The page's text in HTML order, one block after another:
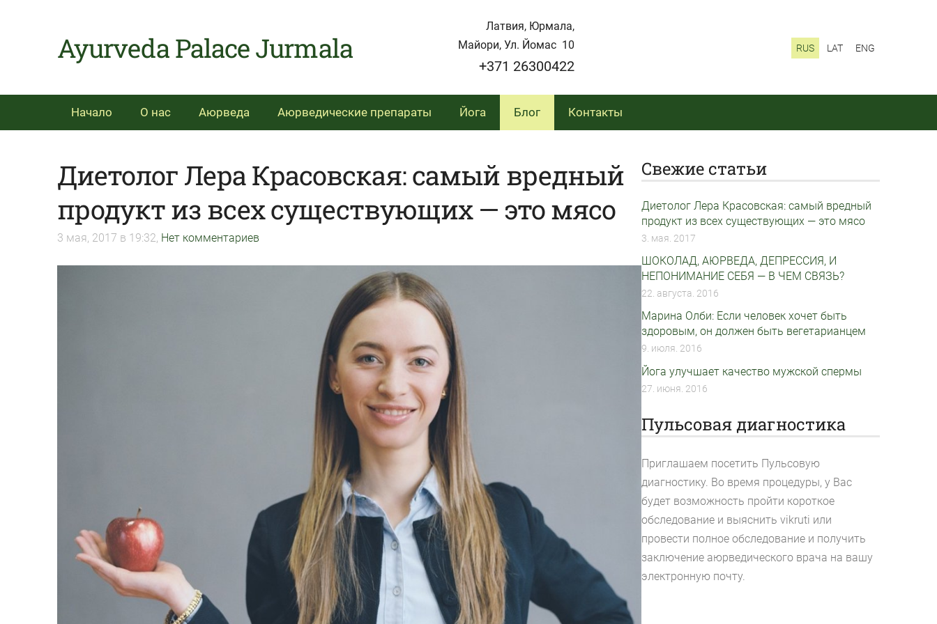
Ayurveda Palace Jurmala
Латвия, Юрмала,
Майори, Ул. Йомас 10
+371 26300422
RUS LAT ENG
Начало О нас Аюрведа Аюрведические препараты Йога Блог Контакты
Свежие статьи
Диетолог Лера Красовская: самый вредный
продукт из всех существующих — это мясо
3. мая. 2017
ШОКОЛАД, АЮРВЕДА, ДЕПРЕССИЯ, И
НЕПОНИМАНИЕ СЕБЯ — В ЧЕМ СВЯЗЬ?
22. августа. 2016
Марина Олби: Если человек хочет быть
здоровым, он должен быть вегетарианцем
9. июля. 2016
Йога улучшает качество мужской спермы
27. июня. 2016
Пульсовая диагностика
Приглашаем посетить Пульсовую
диагностику. Во время процедуры, у Вас
будет возможность пройти короткое
обследование и выяснить vikruti или
провести полное обследование и получить
заключение аюрведического врача на вашу
электронную почту.
Диетолог Лера Красовская: самый вредный
продукт из всех существующих — это мясо
3 мая, 2017 в 19:32, Нет комментариев